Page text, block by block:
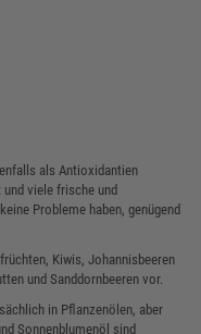
als Antioxidantien
und viele frische und
Probleme haben, genügend
Kiwis, Johannisbeeren
und Sanddornbeeren vor.
in Pflanzenölen, aber
Sonnenblumenöl sind